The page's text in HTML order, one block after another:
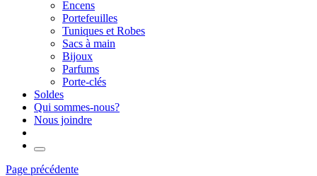
Encens
Portefeuilles
Tuniques et Robes
Sacs à main
Bijoux
Parfums
Porte-clés
Soldes
Qui sommes-nous?
Nous joindre
Page précédente